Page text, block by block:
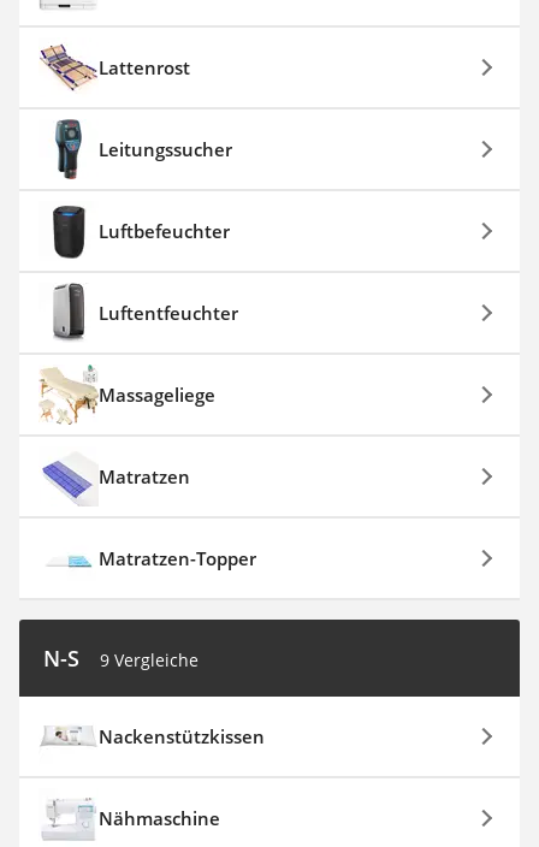
Lattenrost
Leitungssucher
Luftbefeuchter
Luftentfeuchter
Massageliege
Matratzen
Matratzen-Topper
N-S 9 Vergleiche
Nackenstützkissen
Nähmaschine